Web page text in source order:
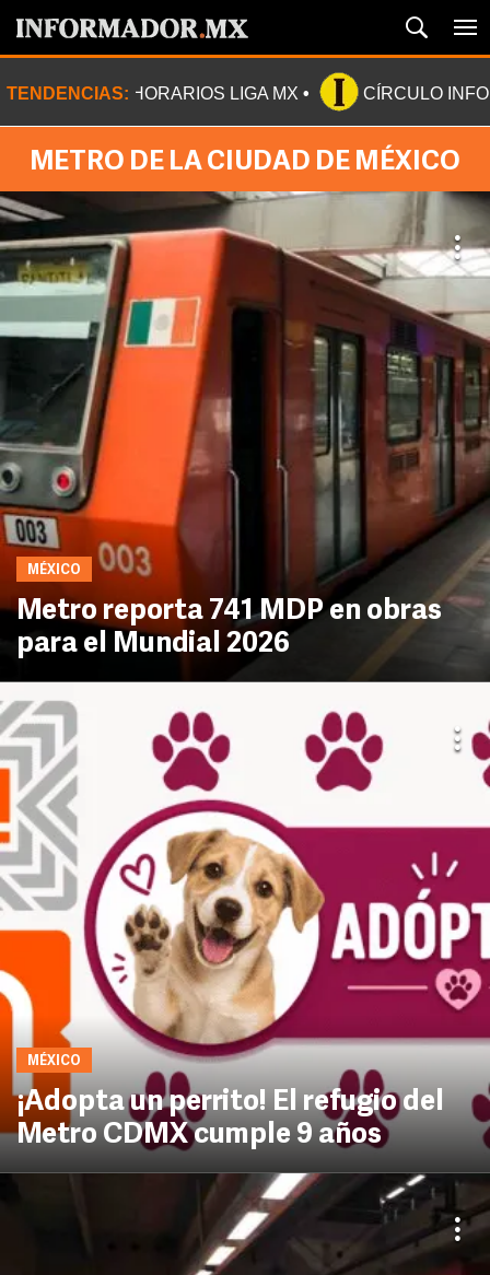
TENDENCIAS: HORARIOS LIGA MX CÍRCULO
METRO DE LA CIUDAD DE MÉXICO
MÉXICO
Metro reporta 741 MDP en obras
para el Mundial 2026
MÉXICO
¡Adopta un perrito! El refugio del
Metro CDMX cumple 9 años